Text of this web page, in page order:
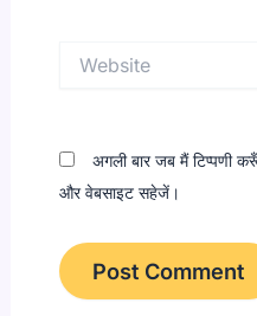
अगली बार जब मैं टिप्पणी
और वेबसाइट सहेजें।